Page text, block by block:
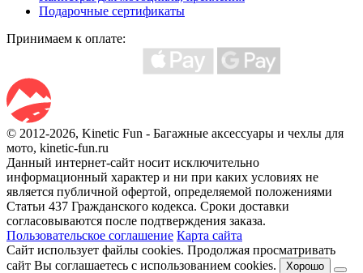
Подарочные сертификаты
Принимаем к оплате:
© 2012-2026, Kinetic Fun - Багажные аксессуары и чехлы для
мото, kinetic-fun.ru
Данный интернет-сайт носит исключительно
информационный характер и ни при каких условиях не
является публичной офертой, определяемой положениями
Статьи 437 Гражданского кодекса. Сроки доставки
согласовываются после подтверждения заказа.
Пользовательское соглашение Карта сайта
Сайт использует файлы cookies. Продолжая просматривать
сайт Вы соглашаетесь с использованием cookies.
Хорошо